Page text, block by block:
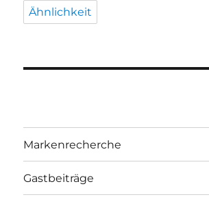
Ähnlichkeit
Markenrecherche
Gastbeiträge